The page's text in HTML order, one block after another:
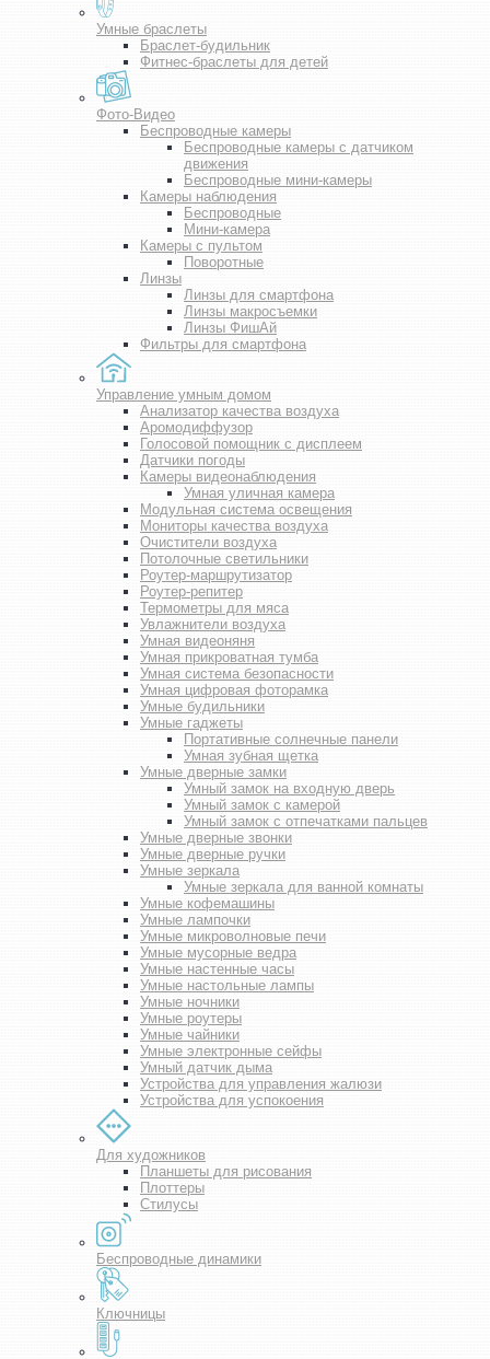
Умные браслеты
Браслет-будильник
Фитнес-браслеты для детей
Фото-Видео
Беспроводные камеры
Беспроводные камеры с датчиком
движения
Беспроводные мини-камеры
Камеры наблюдения
Беспроводные
Мини-камера
Камеры с пультом
Поворотные
Линзы
Линзы для смартфона
Линзы макросъемки
Линзы ФишАй
Фильтры для смартфона
Управление умным домом
Анализатор качества воздуха
Аромодиффузор
Голосовой помощник с дисплеем
Датчики погоды
Камеры видеонаблюдения
Умная уличная камера
Модульная система освещения
Мониторы качества воздуха
Очистители воздуха
Потолочные светильники
Роутер-маршрутизатор
Роутер-репитер
Термометры для мяса
Увлажнители воздуха
Умная видеоняня
Умная прикроватная тумба
Умная система безопасности
Умная цифровая фоторамка
Умные будильники
Умные гаджеты
Портативные солнечные панели
Умная зубная щетка
Умные дверные замки
Умный замок на входную дверь
Умный замок с камерой
Умный замок с отпечатками пальцев
Умные дверные звонки
Умные дверные ручки
Умные зеркала
Умные зеркала для ванной комнаты
Умные кофемашины
Умные лампочки
Умные микроволновые печи
Умные мусорные ведра
Умные настенные часы
Умные настольные лампы
Умные ночники
Умные роутеры
Умные чайники
Умные электронные сейфы
Умный датчик дыма
Устройства для управления жалюзи
Устройства для успокоения
Для художников
Планшеты для рисования
Плоттеры
Стилусы
Беспроводные динамики
Ключницы